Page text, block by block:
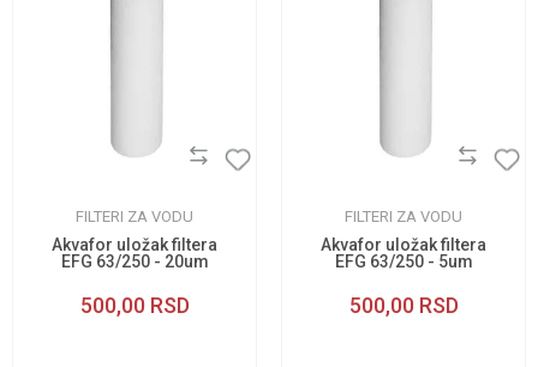
FILTERI ZA VODU
Akvafor uložak filtera
EFG 63/250 - 20um
500,00 RSD
FILTERI ZA VODU
Akvafor uložak filtera
EFG 63/250 - 5um
500,00 RSD